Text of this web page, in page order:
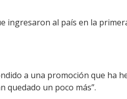
ingresaron al país en la
a una promoción que ha
quedado un poco más”.